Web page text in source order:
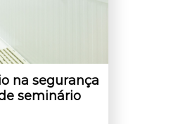
na segurança
seminário